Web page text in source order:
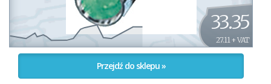
33.35
27.11 + VAT
Przejdź do sklepu »